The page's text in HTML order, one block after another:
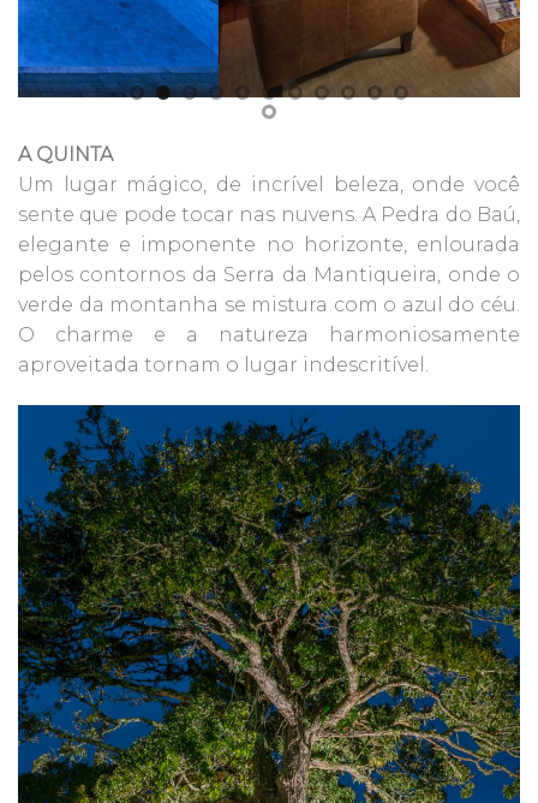
A QUINTA
Um lugar mágico, de incrível beleza, onde você
sente que pode tocar nas nuvens. A Pedra do Baú,
elegante e imponente no horizonte, enlourada
pelos contornos da Serra da Mantiqueira, onde o
verde da montanha se mistura com o azul do céu.
O charme e a natureza harmoniosamente
aproveitada tornam o lugar indescritível.